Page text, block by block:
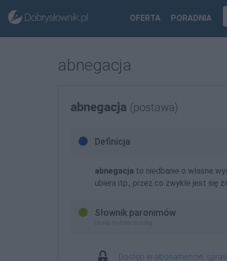
OFERTA PORADNIA
abnegacja
abnegacja (postawa)
Definicja
abnegacja to niedbanie o własne
ubiera itp., przez co zwykle jest się
Słownik paronimów
słowa mylone ze sobą
Dostęp w abonamencie,